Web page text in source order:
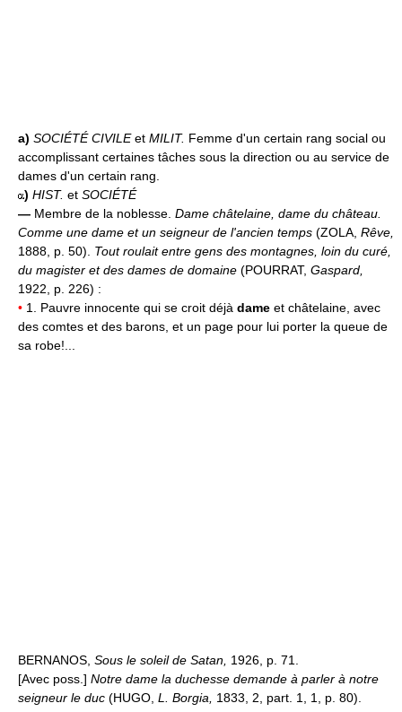
a) SOCIÉTÉ CIVILEet MILIT. Femme d'un certain rang social ou
accomplissant certaines tâches sous la direction ou au service de
dames d'un certain rang.
) HIST. et SOCIÉTÉ
— Membre de la noblesse. Dame châtelaine, dame du château.
Comme une dame et un seigneur de l'ancien temps (ZOLA, Rêve,
1888, p. 50). Tout roulait entre gens des montagnes, loin du curé,
du magister et des dames de domaine (POURRAT, Gaspard,
1922, p. 226) :
• 1. Pauvre innocente qui se croit déjà dame et châtelaine, avec
des comtes et des barons, et un page pour lui porter la queue de
sa robe!...
BERNANOS, Sous le soleil de Satan, 1926, p. 71.
[Avec poss.] Notre dame la duchesse demande à parler à notre
seigneur le duc (HUGO, L. Borgia, 1833, 2, part. 1, 1, p. 80).